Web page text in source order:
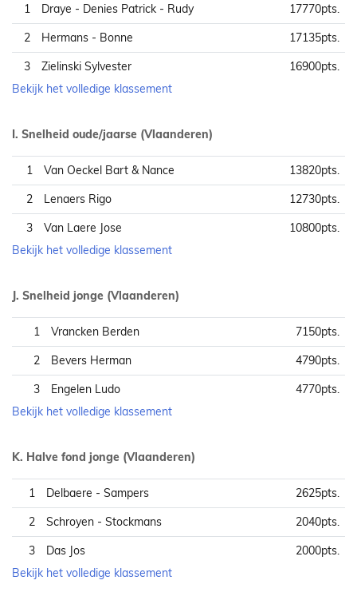
1 Draye - Denies Patrick - Rudy
17770pts.
2
Hermans - Bonne
17135pts.
3
Zielinski Sylvester
16900pts.
Bekijk het volledige klassement
I. Snelheid oude/jaarse (Vlaanderen)
1 Van Oeckel Bart & Nance
13820pts.
2
Lenaers Rigo
12730pts.
3
Van Laere Jose
10800pts.
Bekijk het volledige klassement
J. Snelheid jonge (Vlaanderen)
1 Vrancken Berden
7150pts.
2
Bevers Herman
4790pts.
3
Engelen Ludo
4770pts.
Bekijk het volledige klassement
K. Halve fond jonge (Vlaanderen)
1 Delbaere - Sampers
2625pts.
2
Schroyen - Stockmans
2040pts.
3
Das Jos
2000pts.
Bekijk het volledige klassement